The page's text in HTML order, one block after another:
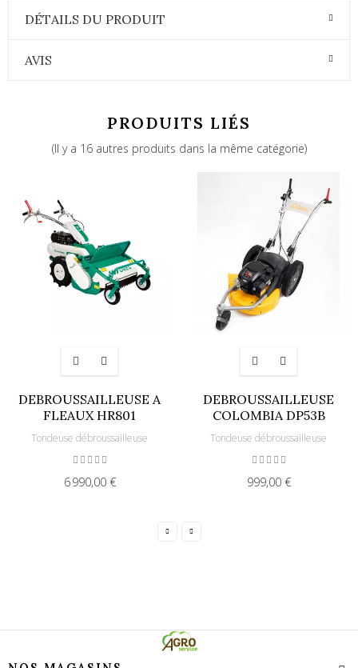
DÉTAILS DU PRODUIT
AVIS
PRODUITS LIÉS
(Il y a 16 autres produits dans la même catégorie)
DEBROUSSAILLEUSE A
FLEAUX HR801
Tondeuse débroussailleuse
6 990,00 €
DEBROUSSAILLEUSE
COLOMBIA DP53B
Tondeuse débroussailleuse
999,00 €